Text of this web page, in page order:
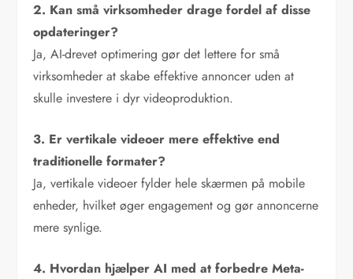
2. Kan små virksomheder drage fordel af disse
opdateringer?
Ja, AI-drevet optimering gør det lettere for små
virksomheder at skabe effektive annoncer uden at
skulle investere i dyr videoproduktion.
3. Er vertikale videoer mere effektive end
traditionelle formater?
Ja, vertikale videoer fylder hele skærmen på mobile
enheder, hvilket øger engagement og gør annoncerne
mere synlige.
4. Hvordan hjælper AI med at forbedre Meta-